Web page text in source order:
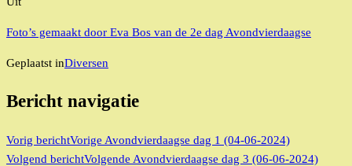
Foto’s gemaakt door Eva Bos van de 2e dag Avondvierdaagse
Geplaatst inDiversen
Bericht navigatie
Vorig berichtVorige Avondvierdaagse dag 1 (04-06-2024)
Volgend berichtVolgende Avondvierdaagse dag 3 (06-06-2024)